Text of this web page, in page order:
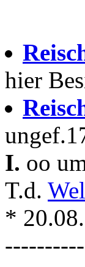
hier
I. oo
T.d.
*